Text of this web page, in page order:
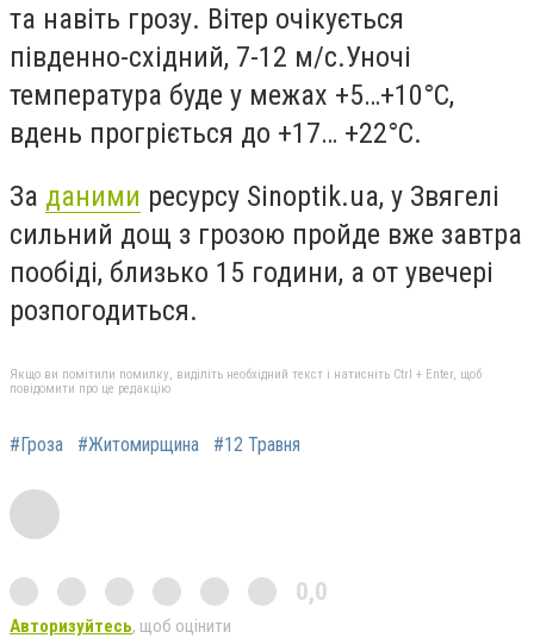
та навіть грозу. Вітер очікується
південно-східний, 7-12 м/с.Уночі
температура буде у межах +5…+10°С,
вдень прогріється до +17… +22°С.
За даними ресурсу Sinoptik.ua, у Звягелі
сильний дощ з грозою пройде вже завтра
пообіді, близько 15 години, а от увечері
розпогодиться.
Якщо ви помітили помилку, виділіть необхідний текст і натисніть Ctrl + Enter, щоб
повідомити про це редакцію
#Гроза #Житомирщина #12 Травня
0,0
Авторизуйтесь, щоб оцінити